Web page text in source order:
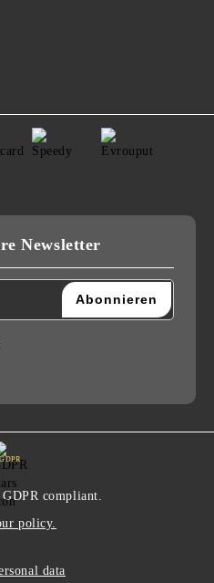
Newsletter
GDPR
compliant.
policy.
data